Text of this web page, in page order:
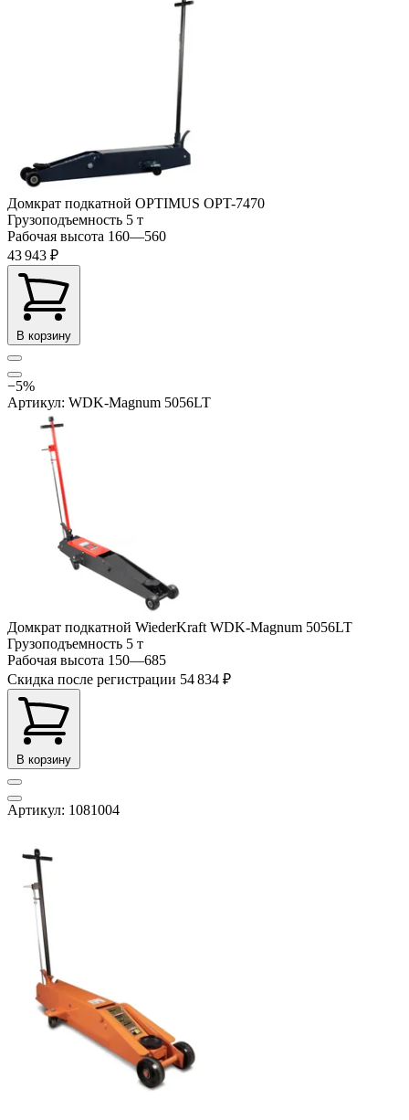
Домкрат подкатной OPTIMUS OPT-7470
Грузоподъемность 5 т
Рабочая высота 160—560
43 943 ₽
В корзину
−5%
Артикул: WDK-Magnum 5056LT
Домкрат подкатной WiederKraft WDK-Magnum 5056LT
Грузоподъемность 5 т
Рабочая высота 150—685
Скидка после регистрации 54 834 ₽
В корзину
Артикул: 1081004